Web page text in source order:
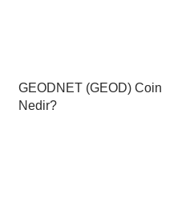
GEODNET (GEOD) Coin
Nedir?